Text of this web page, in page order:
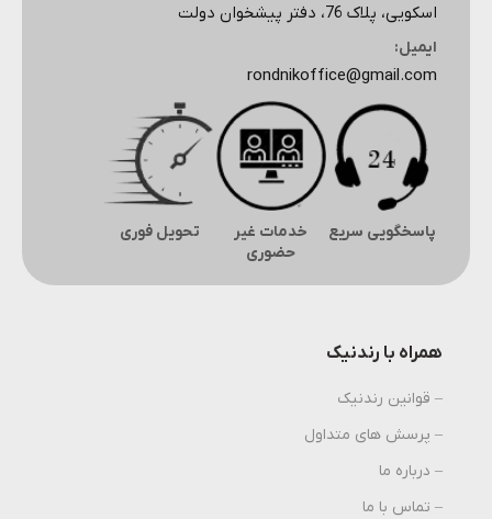
اسکویی، پلاک 76، دفتر پیشخوان دولت
ایمیل:
rondnikoffice@gmail.com
پاسخگویی سریع
خدمات غیر
حضوری
تحویل فوری
همراه با رندنیک
– قوانین رندنیک
– پرسش های متداول
– درباره ما
– تماس با ما